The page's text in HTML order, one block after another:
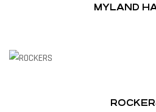
MYLAND